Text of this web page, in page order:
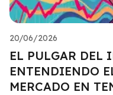
20/06/2026
EL PULGAR DEL
ENTENDIENDO
MERCADO EN